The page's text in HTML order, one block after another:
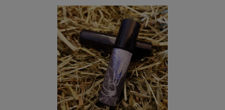
kulkevaan roll-on-lasipulloon. Tuote myydään kuriositeettina
ja viihdetuotteena jonka vaikutuksista ei voida antaa takeita.
Tuotteen ulkonäkö saattaa vaihdella.